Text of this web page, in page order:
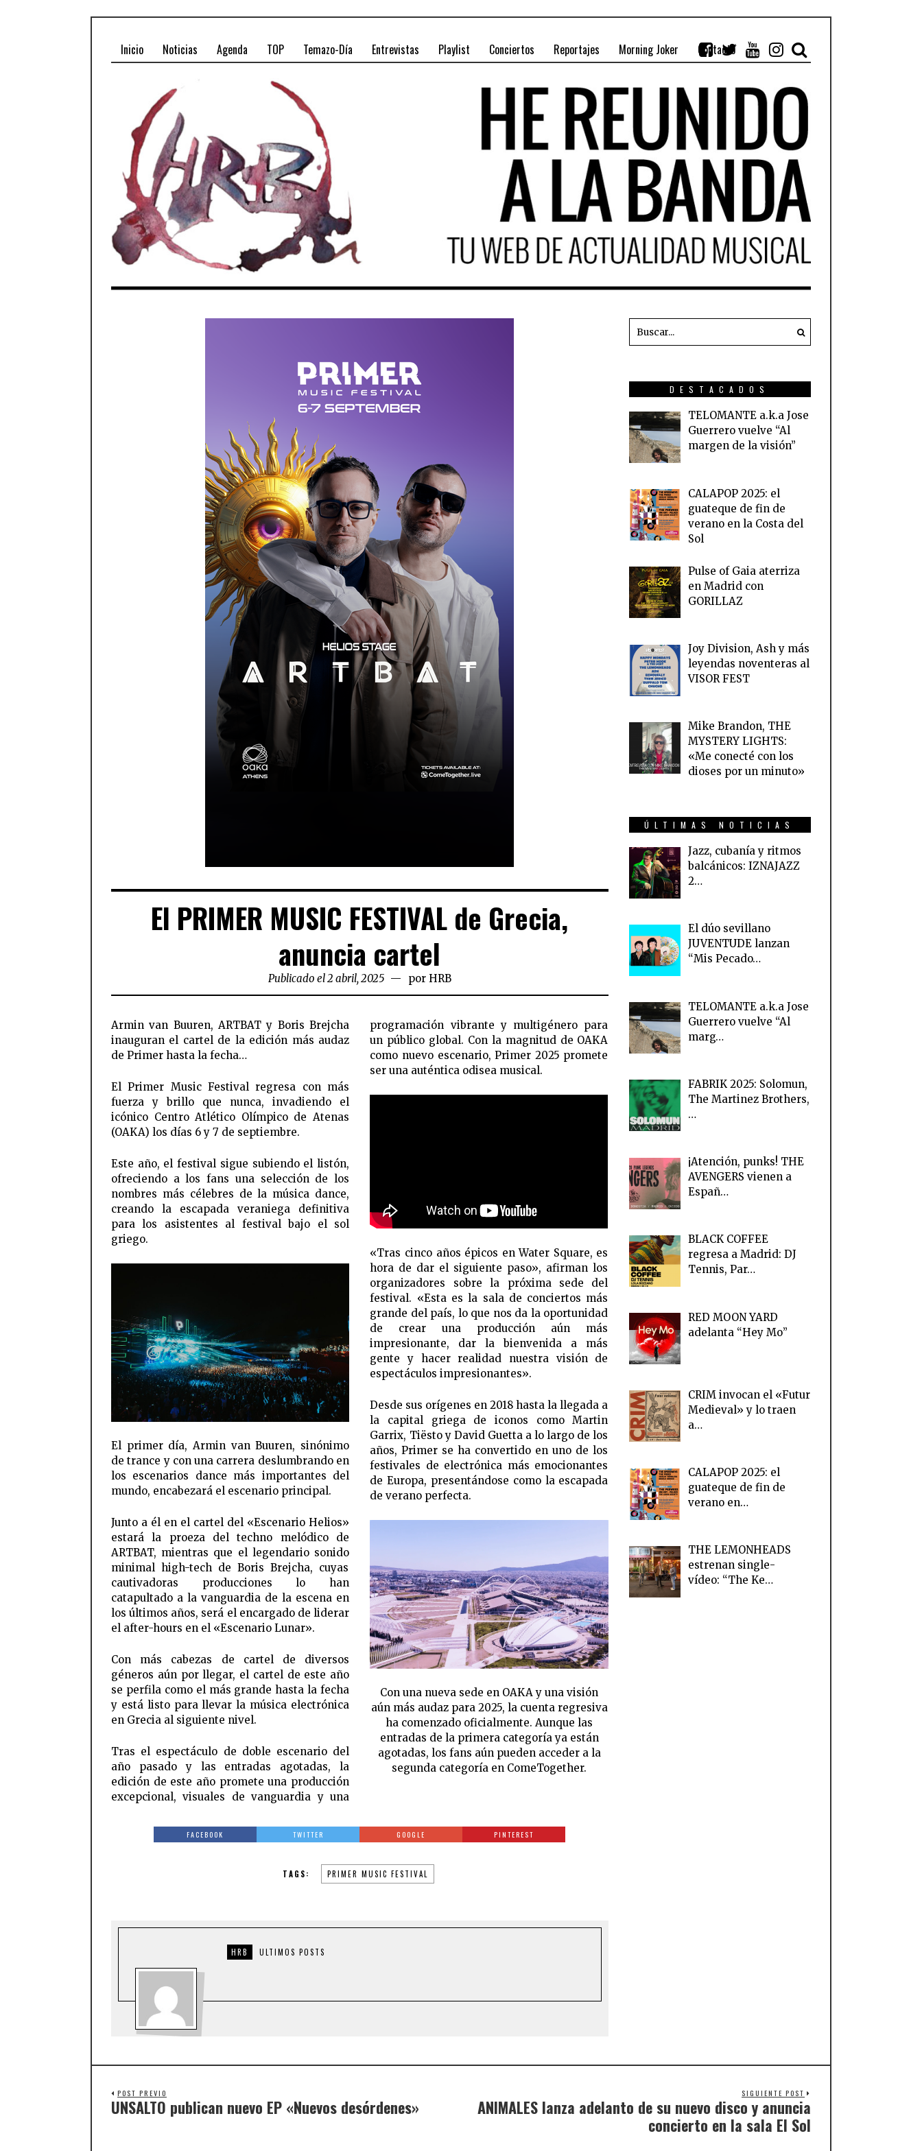
Inicio Noticias Agenda TOP Temazo-Día Entrevistas Playlist Conciertos Reportajes Morning Joker Contacto
El PRIMER MUSIC FESTIVAL de Grecia,
anuncia cartel
Publicado el 2 abril, 2025 por HRB
Armin van Buuren, ARTBAT y Boris Brejcha
inauguran el cartel de la edición más audaz
de Primer hasta la fecha…
El Primer Music Festival regresa con más
fuerza y ​​brillo que nunca, invadiendo el
icónico Centro Atlético Olímpico de Atenas
(OAKA) los días 6 y 7 de septiembre.
Este año, el festival sigue subiendo el listón,
ofreciendo a los fans una selección de los
nombres más célebres de la música dance,
creando la escapada veraniega definitiva
para los asistentes al festival bajo el sol
griego.
El primer día, Armin van Buuren, sinónimo
de trance y con una carrera deslumbrando en
los escenarios dance más importantes del
mundo, encabezará el escenario principal.
Junto a él en el cartel del «Escenario Helios»
estará la proeza del techno melódico de
ARTBAT, mientras que el legendario sonido
minimal high-tech de Boris Brejcha, cuyas
cautivadoras producciones lo han
catapultado a la vanguardia de la escena en
los últimos años, será el encargado de liderar
el after-hours en el «Escenario Lunar».
Con más cabezas de cartel de diversos
géneros aún por llegar, el cartel de este año
se perfila como el más grande hasta la fecha
y está listo para llevar la música electrónica
en Grecia al siguiente nivel.
Tras el espectáculo de doble escenario del
año pasado y las entradas agotadas, la
edición de este año promete una producción
excepcional, visuales de vanguardia y una
programación vibrante y multigénero para
un público global. Con la magnitud de OAKA
como nuevo escenario, Primer 2025 promete
ser una auténtica odisea musical.
«Tras cinco años épicos en Water Square, es
hora de dar el siguiente paso», afirman los
organizadores sobre la próxima sede del
festival. «Esta es la sala de conciertos más
grande del país, lo que nos da la oportunidad
de crear una producción aún más
impresionante, dar la bienvenida a más
gente y hacer realidad nuestra visión de
espectáculos impresionantes».
Desde sus orígenes en 2018 hasta la llegada a
la capital griega de iconos como Martin
Garrix, Tiësto y David Guetta a lo largo de los
años, Primer se ha convertido en uno de los
festivales de electrónica más emocionantes
de Europa, presentándose como la escapada
de verano perfecta.
Con una nueva sede en OAKA y una visión
aún más audaz para 2025, la cuenta regresiva
ha comenzado oficialmente. Aunque las
entradas de la primera categoría ya están
agotadas, los fans aún pueden acceder a la
segunda categoría en ComeTogether.
FACEBOOK TWITTER GOOGLE PINTEREST
TAGS: PRIMER MUSIC FESTIVAL
HRB ULTIMOS POSTS
DESTACADOS
TELOMANTE a.k.a Jose
Guerrero vuelve “Al
margen de la visión”
CALAPOP 2025: el
guateque de fin de
verano en la Costa del
Sol
Pulse of Gaia aterriza
en Madrid con
GORILLAZ
Joy Division, Ash y más
leyendas noventeras al
VISOR FEST
Mike Brandon, THE
MYSTERY LIGHTS:
«Me conecté con los
dioses por un minuto»
ÚLTIMAS NOTICIAS
Jazz, cubanía y ritmos
balcánicos: IZNAJAZZ
2…
El dúo sevillano
JUVENTUDE lanzan
“Mis Pecado…
TELOMANTE a.k.a Jose
Guerrero vuelve “Al
marg…
FABRIK 2025: Solomun,
The Martinez Brothers,
…
¡Atención, punks! THE
AVENGERS vienen a
Españ…
BLACK COFFEE
regresa a Madrid: DJ
Tennis, Par…
RED MOON YARD
adelanta “Hey Mo”
CRIM invocan el «Futur
Medieval» y lo traen
a…
CALAPOP 2025: el
guateque de fin de
verano en…
THE LEMONHEADS
estrenan single-
vídeo: “The Ke…
POST PREVIO
UNSALTO publican nuevo EP «Nuevos desórdenes»
SIGUIENTE POST
ANIMALES lanza adelanto de su nuevo disco y anuncia
concierto en la sala El Sol